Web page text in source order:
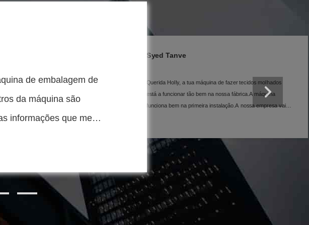
fazer tecidos molhados
fábrica.A máquina
nossa empresa vai
Nimra Zahoor
Olá Holly, esta é a melhor máquina de cartonagem que
comprei até agora.